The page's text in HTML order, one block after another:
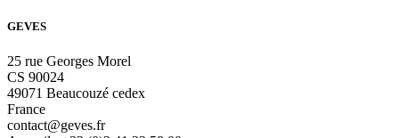
GEVES
25 rue Georges Morel
CS 90024
49071 Beaucouzé cedex
France
contact@geves.fr